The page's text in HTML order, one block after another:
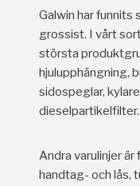
Galwin har funnits
grossist. I vårt
största
hjulupphängning,
sidospeglar,
dieselpartikelfilter.
Andra varulinjer
handtag- och lås,